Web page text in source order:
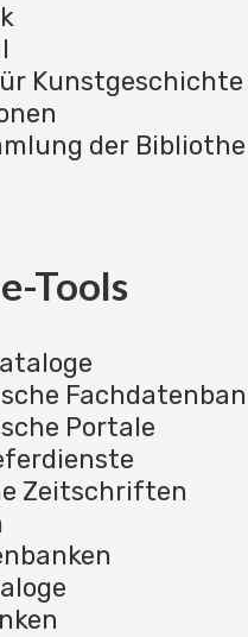
Kunstgeschichte
der
Tools
Portale
Zeitschriften